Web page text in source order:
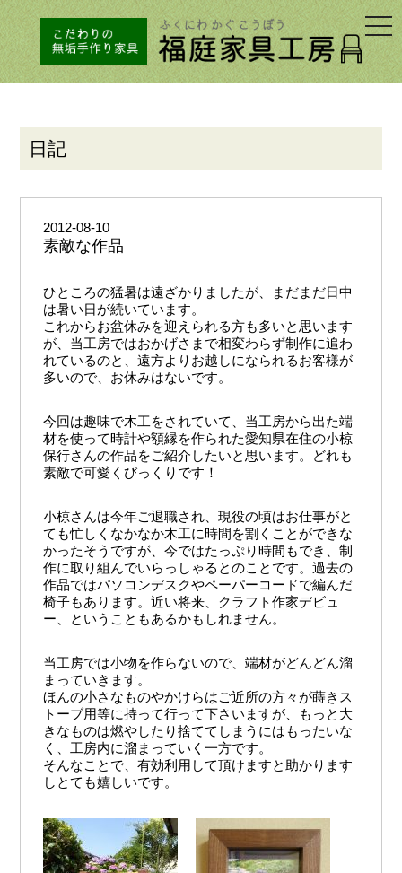
日記
2012-08-10
素敵な作品
ひところの猛暑は遠ざかりましたが、まだまだ日中
は暑い日が続いています。
これからお盆休みを迎えられる方も多いと思います
が、当工房ではおかげさまで相変わらず制作に追わ
れているのと、遠方よりお越しになられるお客様が
多いので、お休みはないです。
今回は趣味で木工をされていて、当工房から出た端
材を使って時計や額縁を作られた愛知県在住の小椋
保行さんの作品をご紹介したいと思います。どれも
素敵で可愛くびっくりです！
小椋さんは今年ご退職され、現役の頃はお仕事がと
ても忙しくなかなか木工に時間を割くことができな
かったそうですが、今ではたっぷり時間もでき、制
作に取り組んでいらっしゃるとのことです。過去の
作品ではパソコンデスクやペーパーコードで編んだ
椅子もあります。近い将来、クラフト作家デビュ
ー、ということもあるかもしれません。
当工房では小物を作らないので、端材がどんどん溜
まっていきます。
ほんの小さなものやかけらはご近所の方々が蒔きス
トーブ用等に持って行って下さいますが、もっと大
きなものは燃やしたり捨ててしまうにはもったいな
く、工房内に溜まっていく一方です。
そんなことで、有効利用して頂けますと助かります
しとても嬉しいです。